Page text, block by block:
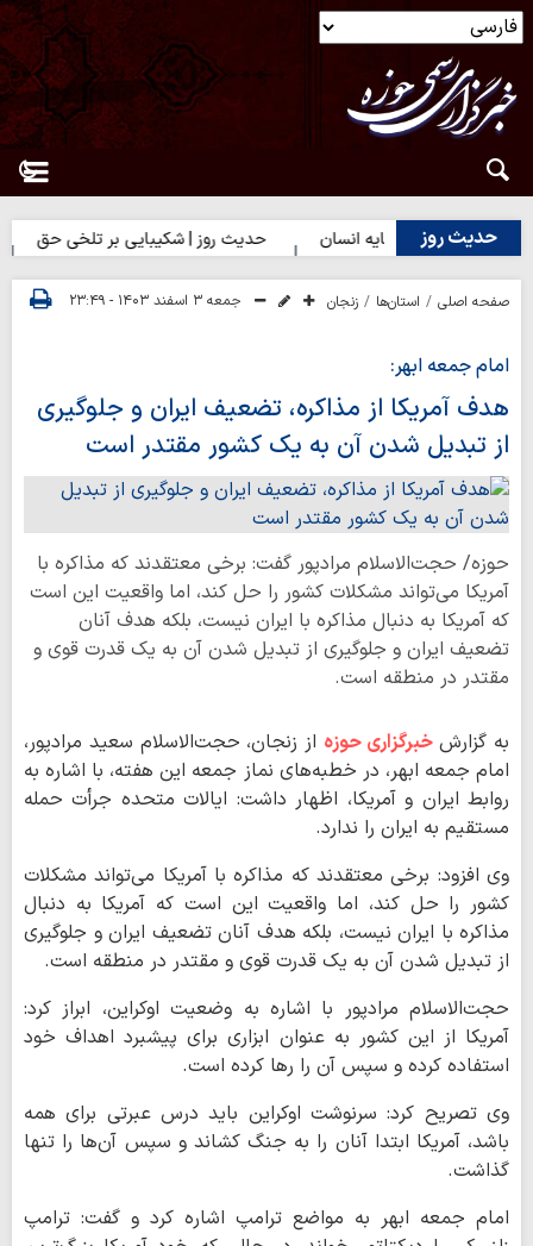
حدیث روز
| بهترین سرمایه انسان حدیث روز | شکیبایی بر تلخی حق
صفحه اصلی استان‌ها زنجان جمعه ۳ اسفند ۱۴۰۳ - ۲۳:۴۹
امام جمعه ابهر:
هدف آمریکا از مذاکره، تضعیف ایران و جلوگیری
از تبدیل شدن آن به یک کشور مقتدر است
حوزه/ حجت‌الاسلام مرادپور گفت: برخی معتقدند که مذاکره با
آمریکا می‌تواند مشکلات کشور را حل کند، اما واقعیت این است
که آمریکا به دنبال مذاکره با ایران نیست، بلکه هدف آنان
تضعیف ایران و جلوگیری از تبدیل شدن آن به یک قدرت قوی و
مقتدر در منطقه است.
به گزارشخبرگزاری حوزه از زنجان، حجت‌الاسلام سعید مرادپور،
امام جمعه ابهر، در خطبه‌های نماز جمعه این هفته، با اشاره به
روابط ایران و آمریکا، اظهار داشت: ایالات متحده جرأت حمله
مستقیم به ایران را ندارد.
وی افزود: برخی معتقدند که مذاکره با آمریکا می‌تواند مشکلات
کشور را حل کند، اما واقعیت این است که آمریکا به دنبال
مذاکره با ایران نیست، بلکه هدف آنان تضعیف ایران و جلوگیری
از تبدیل شدن آن به یک قدرت قوی و مقتدر در منطقه است.
حجت‌الاسلام مرادپور با اشاره به وضعیت اوکراین، ابراز کرد:
آمریکا از این کشور به عنوان ابزاری برای پیشبرد اهداف خود
استفاده کرده و سپس آن را رها کرده است.
وی تصریح کرد: سرنوشت اوکراین باید درس عبرتی برای همه
باشد، آمریکا ابتدا آنان را به جنگ کشاند و سپس آن‌ها را تنها
گذاشت.
امام جمعه ابهر به مواضع ترامپ اشاره کرد و گفت: ترامپ